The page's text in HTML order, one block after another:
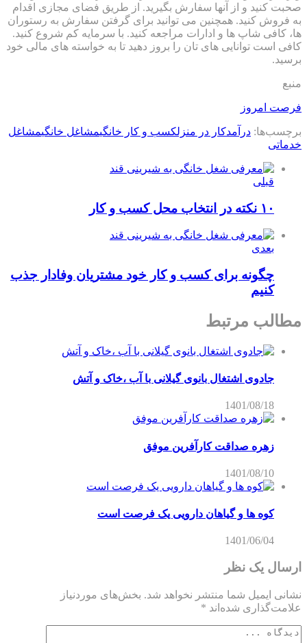
صحبت کنید و از آنها سفارش بگیرید. از طریق فضای مجازی اقدام
به فروش کنید. همچنین می توانید برای گرفتن سفارش به رستوران
ها، کافی شاپ ها و ادارات مراجعه کنید. با سرمایه کم شروع کنید.
کافی است توانایی های تان را بروز دهید تا به خواسته های مالی خود
برسید.
منبع
فرصت امروز
برچسب‌ها: درآمدکار در منزلکسب و کار خانگیمشاغل خانگیمشاغل
خدماتی
قبلی
۱۰ نکته در انتخاب محل کسب و کار
بعدی
چگونه برای کسب و کار خود مشتریان وفادار جذب
کنیم
مطالب مرتبط
جادوی اشتغال بانوی گیلانی با آب ،خاک و آتش
1401/08/18
زهره صداقت کارآفرین موفق
1401/08/10
کوه ها و گیاهان دارویی یک فرصت است
1401/06/04
ارسال یک نظر
نشانی ایمیل شما منتشر نخواهد شد. بخش‌های موردنیاز
علامت‌گذاری شده‌اند *